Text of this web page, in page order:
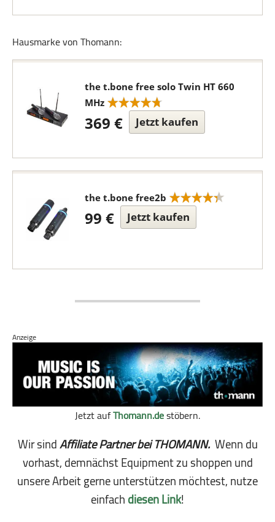
Hausmarke von Thomann:
the t.bone free solo Twin HT 660
MHz
369 € Jetzt kaufen
the t.bone free2b
99 € Jetzt kaufen
Anzeige
Jetzt aufThomann.destöbern.
Wir sindAffiliate Partner bei THOMANN.Wenn du
vorhast, demnächst Equipment zu shoppen und
unsere Arbeit gerne unterstützen möchtest, nutze
einfachdiesen Link!